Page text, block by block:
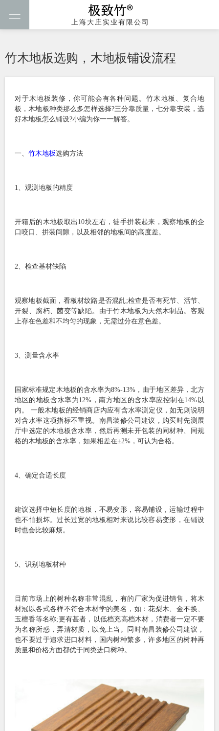

上海大庄实业有限公司
竹木地板选购，木地板铺设流程
对于木地板装修，你可能会有各种问题。竹木地板、复合地
板，木地板种类那么多怎样选择?三分靠质量，七分靠安装，选
好木地板怎么铺设?小编为你一一解答。
一、 竹木地板选购方法
1、观测地板的精度
开箱后的木地板取出10块左右，徒手拼装起来，观察地板的企
口咬口、拼装间隙，以及相邻的地板间的高度差。
2、检查基材缺陷
观察地板截面，看板材纹路是否混乱;检查是否有死节、活节、
开裂、腐朽、菌变等缺陷。由于竹木地板为天然木制品。客观
上存在色差和不均匀的现象，无需过分在意色差。
3、测量含水率
国家标准规定木地板的含水率为8%-13%，由于地区差异，北方
地区的地板含水率为12%，南方地区的含水率应控制在14%以
内。 一般木地板的经销商店内应有含水率测定仪，如无则说明
对含水率这项指标不重视。南昌装修公司建议，购买时先测展
厅中选定的木地板含水率，然后再测未开包装的同材种、同规
格的木地板的含水率，如果相差在±2%，可认为合格。
4、确定合适长度
建议选择中短长度的地板，不易变形，容易铺设，运输过程中
也不怕损坏。过长过宽的地板相对来说比较容易变形，在铺设
时也会比较麻烦。
5、识别地板材种
目前市场上的树种名称非常混乱，有的厂家为促进销售，将木
材冠以各式各样不符合木材学的美名，如：花梨木、金不换、
玉檀香等名称;更有甚者，以低档充高档木材，消费者一定不要
为名称所惑，弄清材质，以免上当。同时南昌装修公司建议，
也不要过于追求进口材料，国内树种繁多，许多地区的树种再
质量和价格方面都优于同类进口树种。